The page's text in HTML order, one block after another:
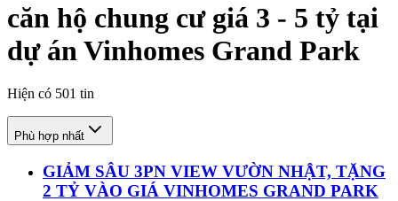
căn hộ chung cư giá 3 - 5 tỷ tại
dự án Vinhomes Grand Park
Hiện có 501 tin
Phù hợp nhất
GIẢM SÂU 3PN VIEW VƯỜN NHẬT, TẶNG
2 TỶ VÀO GIÁ VINHOMES GRAND PARK